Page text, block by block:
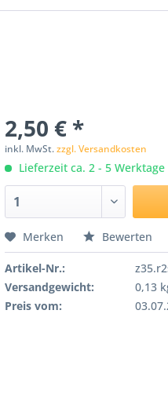
2,50 € *
inkl. MwSt.zzgl. Versandkosten
Lieferzeit ca. 2 - 5 Werktage
Merken Bewerten
Artikel-Nr.:
Versandgewicht:
0,13
Preis vom: